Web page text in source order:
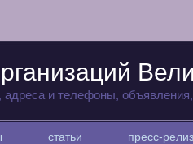
адреса и телефоны,
статьи пресс-